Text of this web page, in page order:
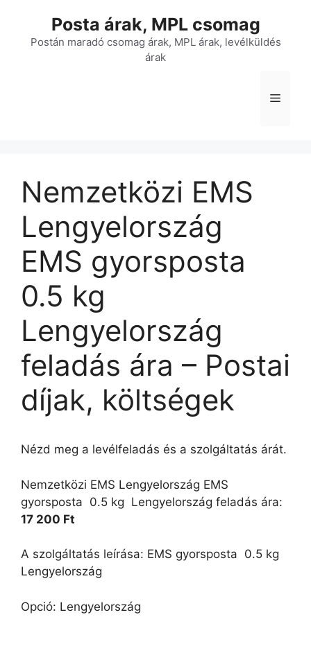
tartalomba
Posta árak, MPL csomag
Postán maradó csomag árak, MPL árak, levélküldés
árak
Menü
Nemzetközi EMS
Lengyelország
EMS gyorsposta 
0.5 kg 
Lengyelország
feladás ára – Postai
díjak, költségek
Nézd meg a levélfeladás és a szolgáltatás árát.
Nemzetközi EMS Lengyelország EMS
gyorsposta  0.5 kg  Lengyelország feladás ára:
17 200 Ft
A szolgáltatás leírása: EMS gyorsposta  0.5 kg 
Lengyelország
Opció: Lengyelország